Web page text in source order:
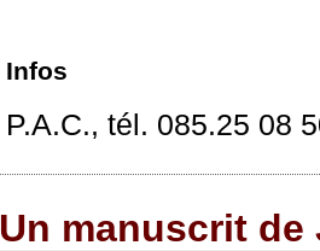
Infos
P.A.C., tél. 085.25 08
Un manuscrit de